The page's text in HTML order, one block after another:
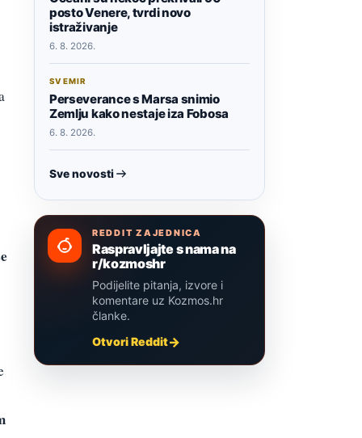
posto Venere, tvrdi novo
istraživanje
6. 8. 2026.
SVEMIR
Perseverance s Marsa snimio
Zemlju kako nestaje iza Fobosa
6. 8. 2026.
Sve novosti
REDDIT ZAJEDNICA
Raspravljajte s nama na
r/kozmoshr
Podijelite pitanja, izvore i
komentare uz Kozmos.hr
članke.
Otvori Reddit